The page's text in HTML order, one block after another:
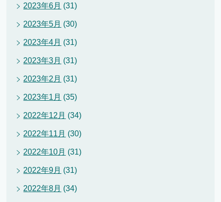
2023年6月 (31)
2023年5月 (30)
2023年4月 (31)
2023年3月 (31)
2023年2月 (31)
2023年1月 (35)
2022年12月 (34)
2022年11月 (30)
2022年10月 (31)
2022年9月 (31)
2022年8月 (34)